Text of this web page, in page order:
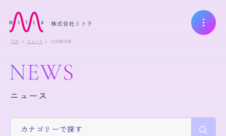
TOP ニュース 2026年06月
ニュース
カテゴリー で探す